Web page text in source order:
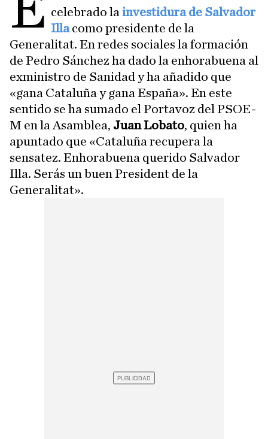
celebrado lainvestidura de Salvador
Illacomo presidente de la
Generalitat. En redes sociales la formación
de Pedro Sánchez ha dado la enhorabuena al
exministro de Sanidad y ha añadido que
«gana Cataluña y gana España». En este
sentido se ha sumado el Portavoz del PSOE-
M en la Asamblea, Juan Lobato, quien ha
apuntado que «Cataluña recupera la
sensatez. Enhorabuena querido Salvador
Illa. Serás un buen President de la
Generalitat».